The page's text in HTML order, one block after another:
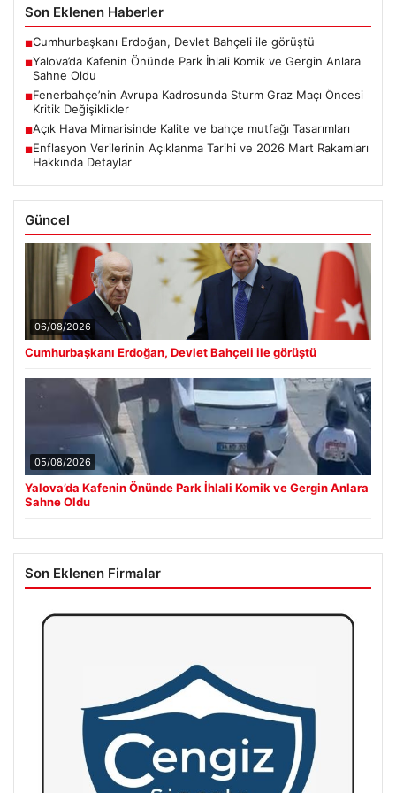
Son Eklenen Haberler
■Cumhurbaşkanı Erdoğan, Devlet Bahçeli ile görüştü
■Yalova’da Kafenin Önünde Park İhlali Komik ve Gergin Anlara
Sahne Oldu
■Fenerbahçe’nin Avrupa Kadrosunda Sturm Graz Maçı Öncesi
Kritik Değişiklikler
■Açık Hava Mimarisinde Kalite ve bahçe mutfağı Tasarımları
■Enflasyon Verilerinin Açıklanma Tarihi ve 2026 Mart Rakamları
Hakkında Detaylar
Güncel
06/08/2026
Cumhurbaşkanı Erdoğan, Devlet Bahçeli ile görüştü
05/08/2026
Yalova’da Kafenin Önünde Park İhlali Komik ve Gergin Anlara
Sahne Oldu
Son Eklenen Firmalar